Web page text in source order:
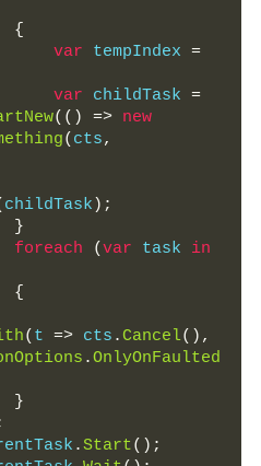
{
var tempIndex =
var childTask =
(() => new
( cts,
childTask );
}
foreach
(var task in
{
( t => cts .Cancel(),
.OnlyOnFaulted
}
parentTask
.Start();